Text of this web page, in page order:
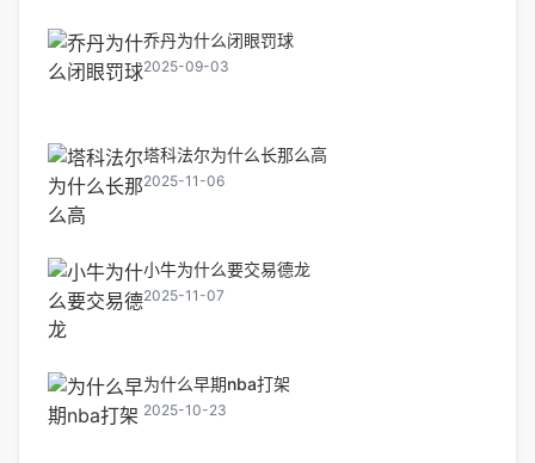
乔丹为什么闭眼罚球
2025-09-03
塔科法尔为什么长那么高
2025-11-06
小牛为什么要交易德龙
2025-11-07
为什么早期nba打架
2025-10-23